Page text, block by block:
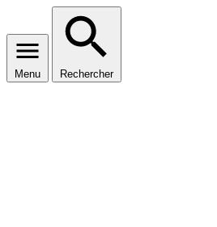
Menu Rechercher